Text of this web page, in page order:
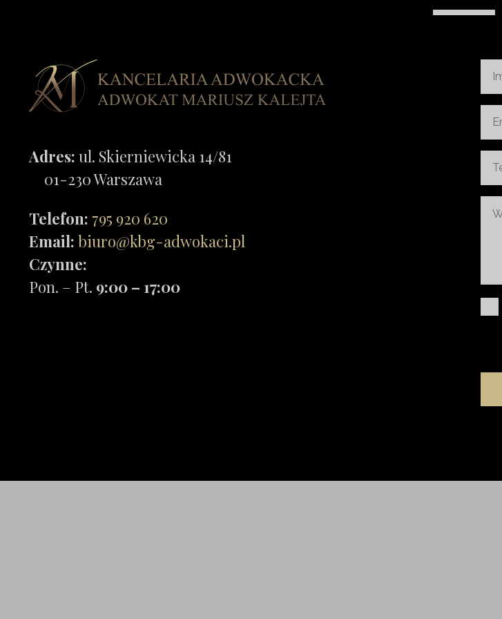
Adres: ul. Skierniewicka 14/81
01-230 Warszawa
Telefon: 795 920 620
Email: biuro@kbg-adwokaci.pl
Czynne:
Pon. – Pt. 9:00 – 17:00